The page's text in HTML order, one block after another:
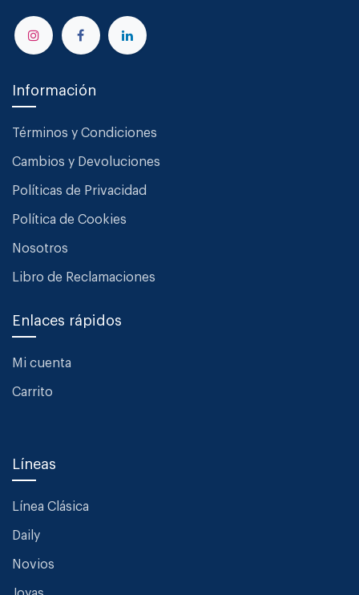
Información
Términos y Condiciones
Cambios y Devoluciones
Políticas de Privacidad
Política de Cookies
Nosotros
Libro de Reclamaciones
Enlaces rápidos
Mi cuenta
Carrito
Líneas
Línea Clásica
Daily
Novios